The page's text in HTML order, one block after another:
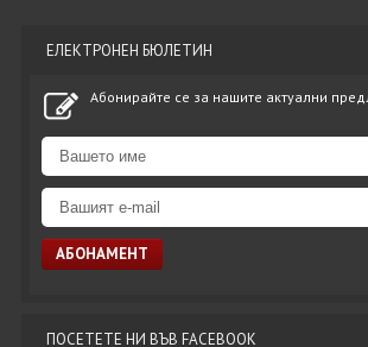
ЕЛЕКТРОНЕН БЮЛЕТИН
Абонирайте се за нашите актуални
ПОСЕТЕТЕ НИ ВЪВ FACEBOOK